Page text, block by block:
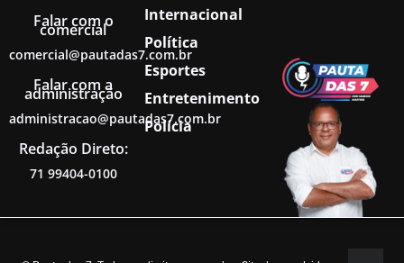
Falar com o
comercial
comercial@pautadas7.com.br
Falar com a
administração
administracao@pautadas7.com.br
Redação Direto:
71 99404-0100
Internacional
Política
Esportes
Entretenimento
Polícia